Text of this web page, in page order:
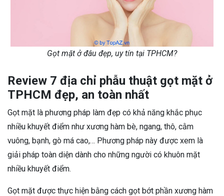
Gọt mặt ở đâu đẹp, uy tín tại TPHCM?
Review 7 địa chỉ phẫu thuật gọt mặt ở
TPHCM đẹp, an toàn nhất
Gọt mặt là phương pháp làm đẹp có khả năng khắc phục
nhiều khuyết điểm như xương hàm bè, ngang, thô, cằm
vuông, bạnh, gò má cao,… Phương pháp này được xem là
giải pháp toàn diện dành cho những người có khuôn mặt
nhiều khuyết điểm.
Gọt mặt được thực hiện bằng cách gọt bớt phần xương hàm